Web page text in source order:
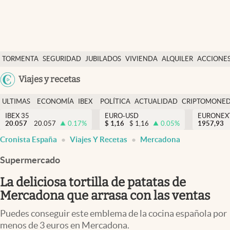
TORMENTA SEGURIDAD JUBILADOS VIVIENDA ALQUILER
USA
Viajes y recetas
Economía y finanzas
Política
Actualidad
Criptomonedas
España
ULTIMAS
NOTICIAS
ECONOMÍA
FINANZAS
IBEX
EURO
POLÍTICA ACTUALIDAD
IBEX 35
20.057
20.057 0.17%
EURO-USD
$ 1,16 $ 1,16 0.05%
1957,93
Cronista España Viajes Y Recetas Mercadona
Supermercado
La deliciosa tortilla de patatas de
Mercadona que arrasa con las ventas
Puedes conseguir este emblema de la cocina española por
menos de 3 euros en Mercadona.